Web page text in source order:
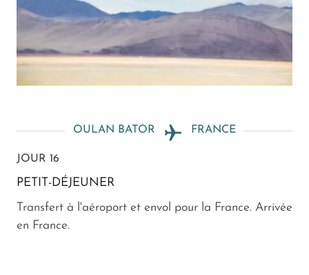
OULAN BATOR FRANCE
JOUR 16
PETIT-DÉJEUNER
Transfert à l'aéroport et envol pour la France. Arrivée
en France.